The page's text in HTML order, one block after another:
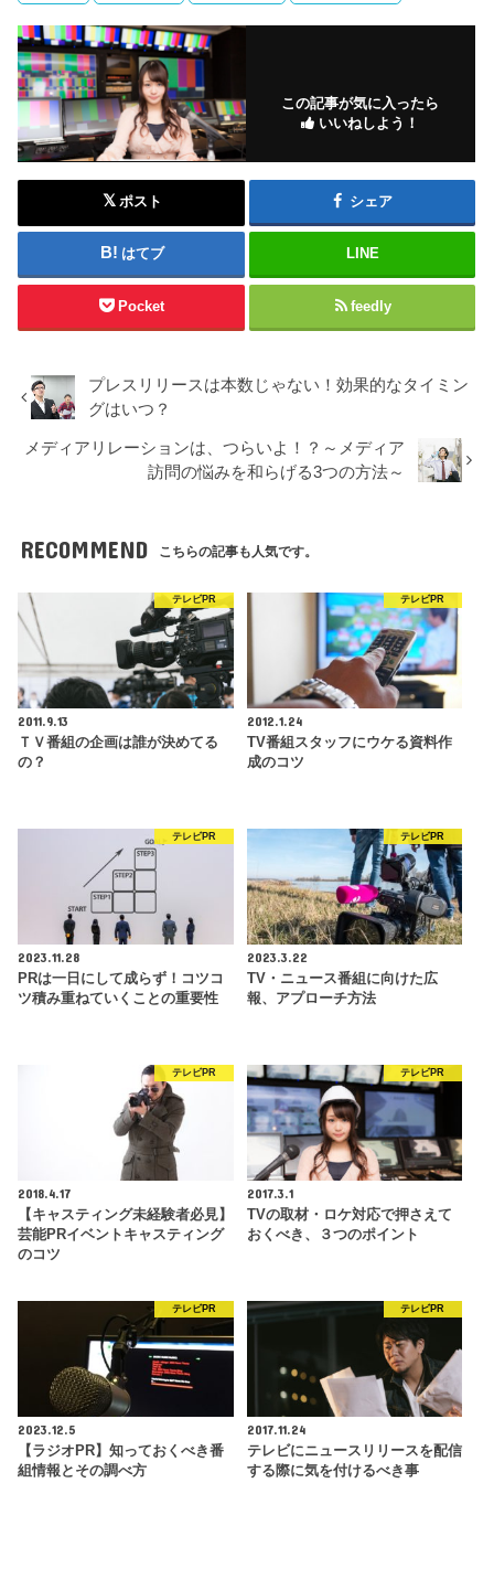
この記事が気に入ったら
いいねしよう！
ポスト シェア
はてブ LINE
Pocket feedly
プレスリリースは本数じゃない！効果的なタイミン
グはいつ？
メディアリレーションは、つらいよ！？～メディア
訪問の悩みを和らげる3つの方法～
RECOMMEND こちらの記事も人気です。
テレビPR
2011.9.13
ＴＶ番組の企画は誰が決めてる
の？
テレビPR
2012.1.24
TV番組スタッフにウケる資料作
成のコツ
テレビPR
2023.11.28
PRは一日にして成らず！コツコ
ツ積み重ねていくことの重要性
テレビPR
2023.3.22
TV・ニュース番組に向けた広
報、アプローチ方法
テレビPR
2018.4.17
【キャスティング未経験者必見】
芸能PRイベントキャスティング
のコツ
テレビPR
2017.3.1
TVの取材・ロケ対応で押さえて
おくべき、３つのポイント
テレビPR
2023.12.5
【ラジオPR】知っておくべき番
組情報とその調べ方
テレビPR
2017.11.24
テレビにニュースリリースを配信
する際に気を付けるべき事